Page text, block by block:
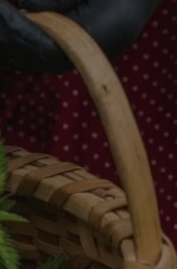
régiók foglalás